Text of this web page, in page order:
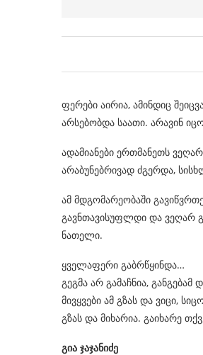
ფერები აირია, ამინდიც
არსებობდა საათი. არავინ
ადამიანები ერთმანეთს
არაბუნებრივად ძგერდა,
ამ მდგომარეობაში
გავნთავისუფლდი და ვეღარ
ნათელი.
ყველაფერი გაბრწყინდა…
გეგმა არ გამაჩნია,
მივყვები ამ გზას და ვიცი,
გზას და მიხარია. გაიხარე
გია ჯაჯანიძე